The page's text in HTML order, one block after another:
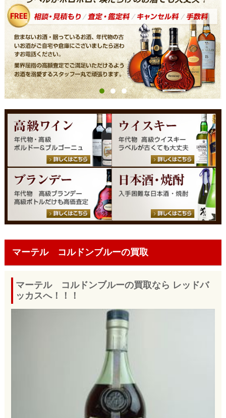
マーテル コルドンブルーの買取
マーテル コルドンブルーの買取なら レッドバ
ッカスへ！！！